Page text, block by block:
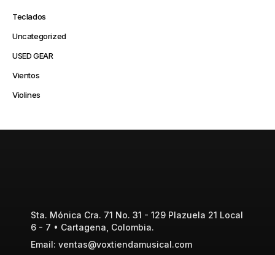
Teclados
Uncategorized
USED GEAR
Vientos
Violines
Sta. Mónica Cra. 71 No. 31 - 129 Plazuela 21 Local
6 - 7 • Cartagena, Colombia.
Email: ventas@voxtiendamusical.com